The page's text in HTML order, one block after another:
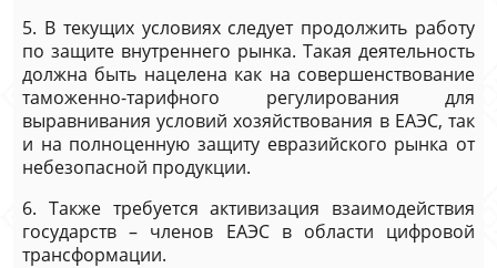
5. В текущих условиях следует продолжить работу
по защите внутреннего рынка. Такая деятельность
должна быть нацелена как на совершенствование
таможенно-тарифного регулирования для
выравнивания условий хозяйствования в ЕАЭС, так
и на полноценную защиту евразийского рынка от
небезопасной продукции.
6. Также требуется активизация взаимодействия
государств – членов ЕАЭС в области цифровой
трансформации.